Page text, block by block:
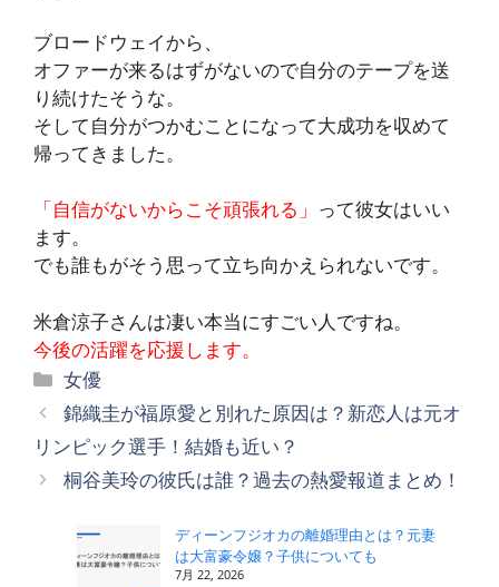
ブロードウェイから、
オファーが来るはずがないので自分のテープを送
り続けたそうな。
そして自分がつかむことになって大成功を収めて
帰ってきました。
「自信がないからこそ頑張れる」 って彼女はいい
ます。
でも誰もがそう思って立ち向かえられないです。
米倉涼子さんは凄い本当にすごい人ですね。
今後の活躍を応援します。
カ
テ
リ
ー
女優
錦織圭が福原愛と別れた原因は？新恋人は元オ
リンピック選手！結婚も近い？
桐谷美玲の彼氏は誰？過去の熱愛報道まとめ！
ディーンフジオカの離婚理由とは？元妻
は大富豪令嬢？子供についても
7月 22, 2026